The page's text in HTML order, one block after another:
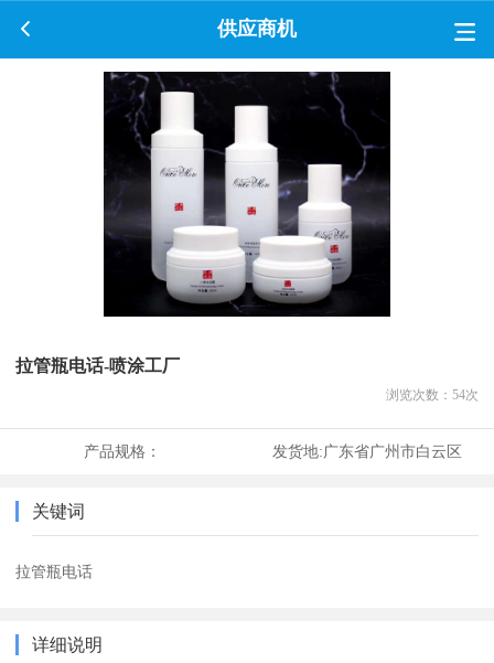
供应商机
拉管瓶电话-喷涂工厂
浏览次数： 54次
产品规格： 发货地:广东省广州市白云区
关键词
拉管瓶电话
详细说明